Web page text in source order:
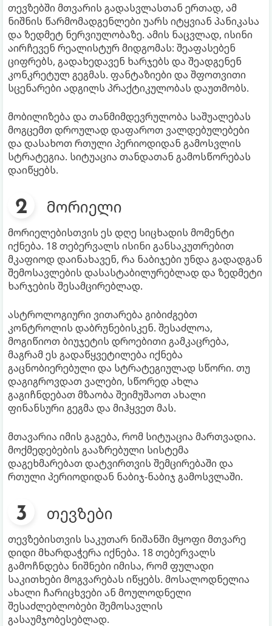
თევზებში მთვარის გადასვლასთან ერთად, ამ
ნიშნის წარმომადგენლები უარს იტყვიან პანიკასა
და ზედმეტ ნერვიულობაზე. ამის ნაცვლად, ისინი
აირჩევენ რეალისტურ მიდგომას: შეაფასებენ
ციფრებს, გადახედავენ ხარჯებს და შეადგენენ
კონკრეტულ გეგმას. ფანტაზიები და შფოთვითი
სცენარები ადგილს პრაქტიკულობას დაუთმობს.
მობილიზება და თანმიმდევრულობა საშუალებას
მოგცემთ დროულად დაფაროთ ვალდებულებები
და დასახოთ რთული პერიოდიდან გამოსვლის
სტრატეგია. სიტუაცია თანდათან გამოსწორებას
დაიწყებს.
მორიელი
მორიელებისთვის ეს დღე სიცხადის მომენტი
იქნება. 18 თებერვალს ისინი განსაკუთრებით
მკაფიოდ დაინახავენ, რა ნაბიჯები უნდა გადადგან
შემოსავლების დასასტაბილურებლად და ზედმეტი
ხარჯების შესამცირებლად.
ასტროლოგიური ვითარება გიბიძგებთ
კონტროლის დაბრუნებისკენ. შესაძლოა,
მოგიწიოთ ბიუჯეტის დროებითი გამკაცრება,
მაგრამ ეს გადაწყვეტილება იქნება
გაცნობიერებული და სტრატეგიულად სწორი. თუ
დაგიგროვდათ ვალები, სწორედ ახლა
გაგიჩნდებათ მზაობა შეიმუშაოთ ახალი
ფინანსური გეგმა და მიჰყვეთ მას.
მთავარია იმის გაგება, რომ სიტუაცია მართვადია.
მოქმედებების გააზრებული სისტემა
დაგეხმარებათ დატვირთვის შემცირებაში და
რთული პერიოდიდან ნაბიჯ-ნაბიჯ გამოსვლაში.
თევზები
თევზებისთვის საკუთარ ნიშანში მყოფი მთვარე
დიდი მხარდაჭერა იქნება. 18 თებერვალს
გამოჩნდება ნიშნები იმისა, რომ ფულადი
საკითხები მოგვარებას იწყებს. მოსალოდნელია
ახალი ჩარიცხვები ან მოულოდნელი
შესაძლებლობები შემოსავლის
გასაუმჯობესებლად.